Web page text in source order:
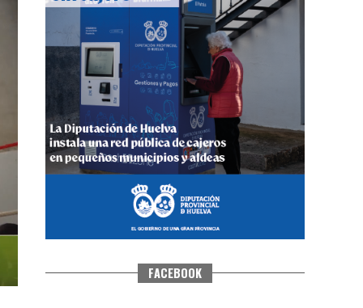
CUARTA CORRIDA DE LAS FIESTAS
COLOMBINAS 2026
hace 5 días· Huelvatv
FACEBOOK